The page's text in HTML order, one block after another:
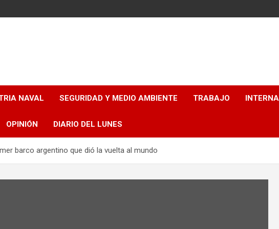
NAVAL SEGURIDAD Y MEDIO AMBIENTE TRABAJO
OPINIÓN DIARIO DEL LUNES
barco argentino que dió la vuelta al mundo